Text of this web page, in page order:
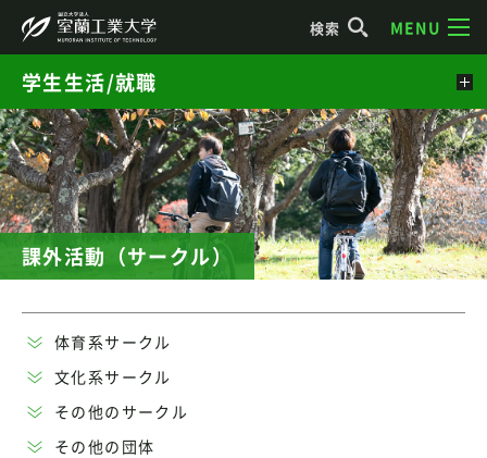
検索 MENU
課外活動（サークル）
体育系サークル
文化系サークル
その他のサークル
その他の団体
学生生活/就職